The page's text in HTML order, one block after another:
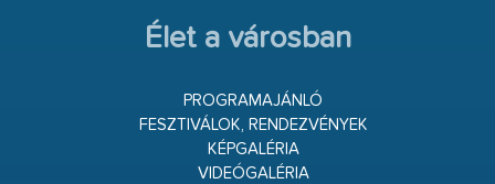
Élet a városban
PROGRAMAJÁNLÓ
FESZTIVÁLOK, RENDEZVÉNYEK
KÉPGALÉRIA
VIDEÓGALÉRIA